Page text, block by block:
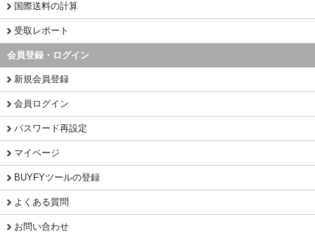
国際送料の計算
受取レポート
会員登録・ログイン
新規会員登録
会員ログイン
パスワード再設定
マイページ
BUYFYツールの登録
よくある質問
お問い合わせ